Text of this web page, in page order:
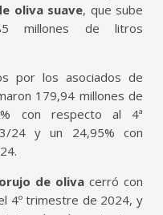
oliva suave, que sube
millones de litros
por los asociados de
179,94 millones de
con respecto al 4ª
24 y un 24,95% con
de olivacerró con
4º trimestre de 2024, y